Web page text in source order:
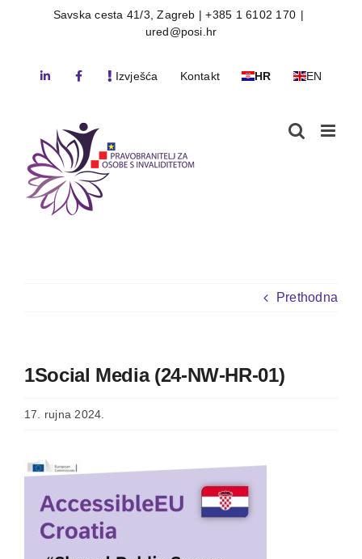
Savska cesta 41/3, Zagreb | +385 1 6102 170 |
ured@posi.hr
Izvješća Kontakt HR EN
Prethodna
1Social Media (24-NW-HR-01)
17. rujna 2024.